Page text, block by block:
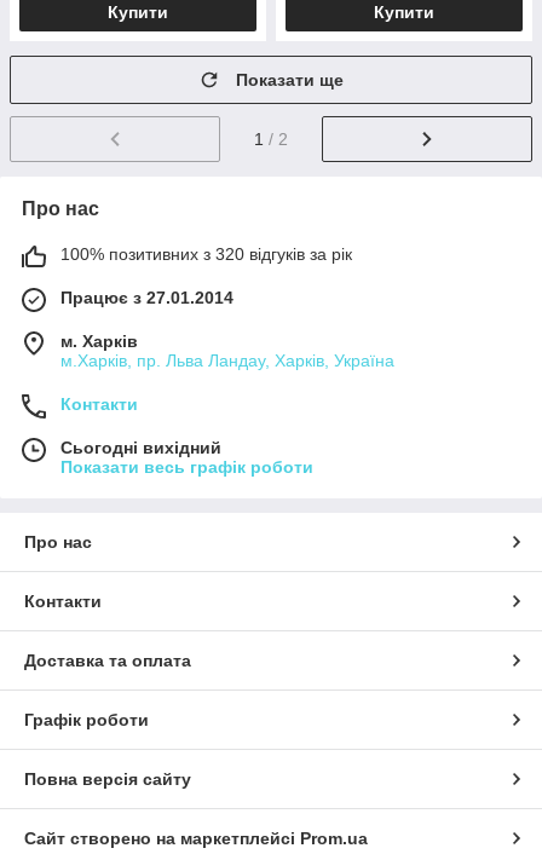
Купити Купити
Показати ще
1 / 2
Про нас
100% позитивних з 320 відгуків за рік
Працює з 27.01.2014
м. Харків
м.Харків, пр. Льва Ландау, Харків, Україна
Контакти
Сьогодні вихідний
Показати весь графік роботи
Про нас
Контакти
Доставка та оплата
Графік роботи
Повна версія сайту
Сайт створено на маркетплейсі Prom.ua